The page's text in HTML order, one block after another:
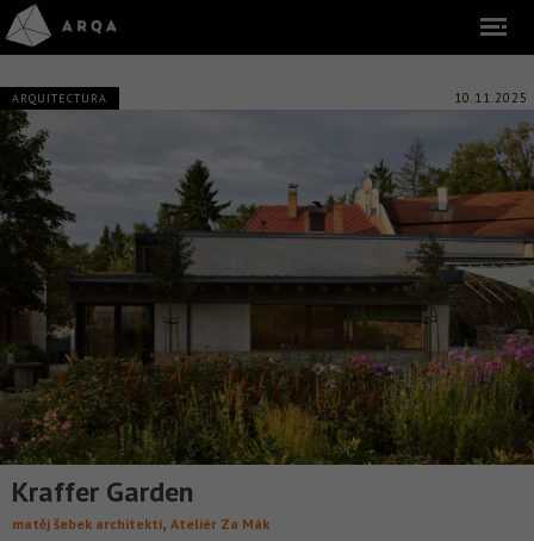
ARQUITECTURA 10.11.2025
Kraffer Garden
matěj šebek architekti, Ateliér Za Mák